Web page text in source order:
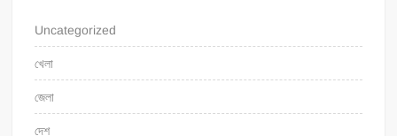
Uncategorized
খেলা
জেলা
দেশ